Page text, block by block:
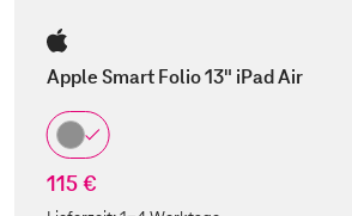
Apple Smart Folio 13" iPad Air
115 €